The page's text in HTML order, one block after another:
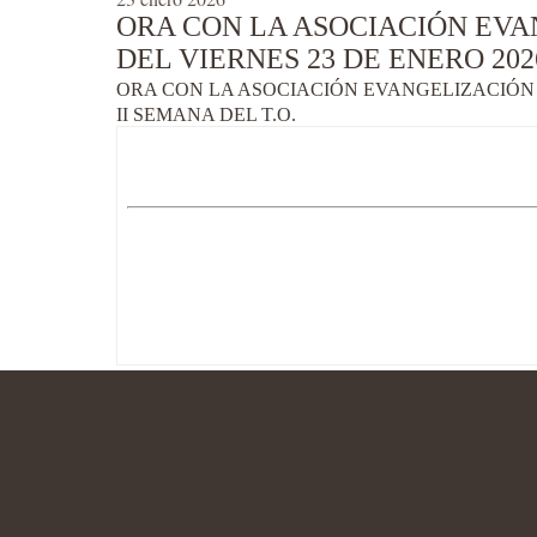
ORA CON LA ASOCIACIÓN
DEL VIERNES 23 DE ENERO
ORA CON LA ASOCIACIÓN
II SEMANA DEL T.O.